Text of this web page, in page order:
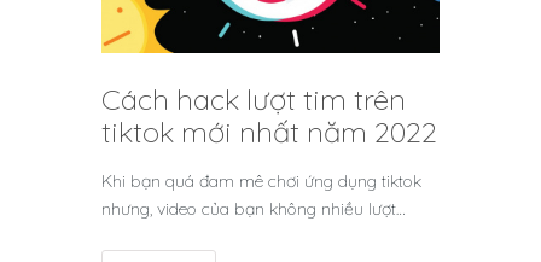
Cách hack lượt tim trên
tiktok mới nhất năm 2022
Khi bạn quá đam mê chơi ứng dụng tiktok
nhưng, video của bạn không nhiều lượt…